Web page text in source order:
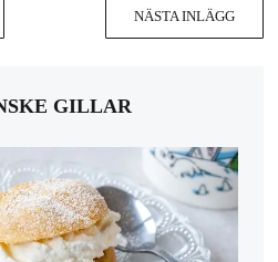
NÄSTA INLÄGG
GILLAR